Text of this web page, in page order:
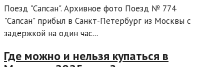
Поезд "Сапсан". Архивное фото Поезд № 774
"Сапсан" прибыл в Санкт-Петербург из Москвы с
задержкой на один час...
Где можно и нельзя купаться в